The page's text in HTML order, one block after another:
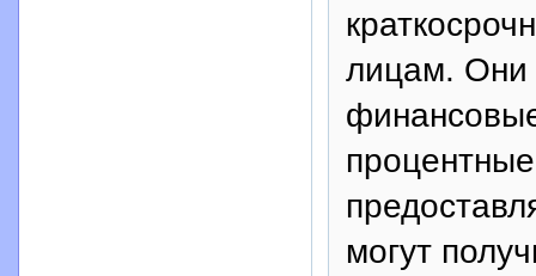
лицам. Они
могут